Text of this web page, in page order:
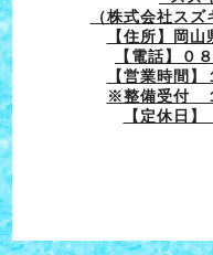
（株式会社ス
【住所】岡
【電話】０
【営業時間
※整備受付
【定休日